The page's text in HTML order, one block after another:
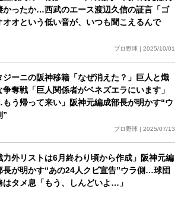
かったか…西武のエース渡辺久信の証言「ゴ
オオという低い音が、いつも聞こえるんで
プロ野球 | 2025/10/01
ジーニの阪神移籍「なぜ消えた？」巨人と熾
争奪戦「巨人関係者がベネズエラにいます」
もう帰って来い」阪神元編成部長が明かす“ウ
”
プロ野球 | 2025/07/13
力外リストは6月終わり頃から作成」阪神元編
長が明かす“あの24人クビ宣告”ウラ側…球団
はタメ息「もう、しんどいよ…」